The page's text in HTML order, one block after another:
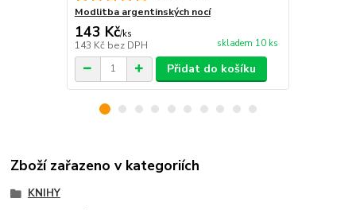
Modlitba argentinských nocí
143 Kč/ks
143 Kč bez DPH skladem 10 ks
Přidat do košíku
Zboží zařazeno v kategoriích
KNIHY